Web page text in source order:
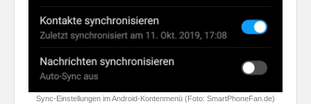
Sync-Einstellungen im Android-Kontenmenü (Foto: SmartPhoneFan.de)